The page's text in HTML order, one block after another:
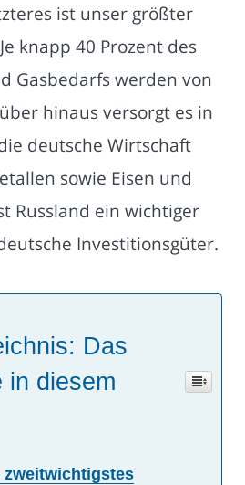
ist unser größter
knapp 40 Prozent des
Gasbedarfs werden von
hinaus versorgt es in
deutsche Wirtschaft
sowie Eisen und
Russland ein wichtiger
Investitionsgüter.
Das
in diesem
zweitwichtigstes